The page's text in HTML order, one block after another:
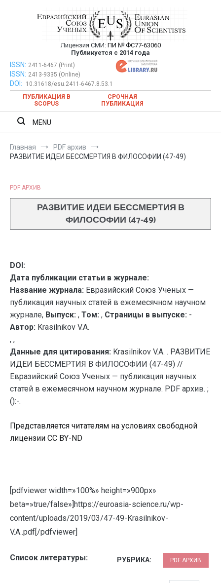
Евразийский Союз Ученых —
публикация научных статей в
ежемесячном научном журнале
Лицензия СМИ: ПИ № ФС77-63060
Публикуется с 2014 года
Евразийский Союз Ученых — публикация научных статей в
ежемесячном научном журнале
ISSN: 2411-6467 (Print)
ISSN: 2413-9335 (Online)
DOI:
10.31618/esu.2411-6467.8.53.1
ПУБЛИКАЦИЯ В
SCOPUS
СРОЧНАЯ
ПУБЛИКАЦИЯ
MENU
Главная
PDF архив
РАЗВИТИЕ ИДЕИ БЕССМЕРТИЯ В ФИЛОСОФИИ (47-49)
PDF АРХИВ
РАЗВИТИЕ ИДЕИ БЕССМЕРТИЯ В
ФИЛОСОФИИ (47-49)
DOI:
Дата публикации статьи в журнале:
Название журнала: Евразийский Союз Ученых —
публикация научных статей в ежемесячном научном
журнале, Выпуск: , Том: , Страницы в выпуске: -
Автор: Krasilnikov V.A.
, ,
Данные для цитирования: Krasilnikov V.A. . РАЗВИТИЕ
ИДЕИ БЕССМЕРТИЯ В ФИЛОСОФИИ (47-49) //
Евразийский Союз Ученых — публикация научных
статей в ежемесячном научном журнале. PDF архив. ;
():-.
Представляется читателям на условиях свободной
лицензии CC BY-ND
[pdfviewer width=»100%» height=»900px»
beta=»true/false»]https://euroasia-science.ru/wp-
content/uploads/2019/03/47-49-Krasilnikov-
V.A..pdf[/pdfviewer]
Список литературы: РУБРИКА: PDF АРХИВ